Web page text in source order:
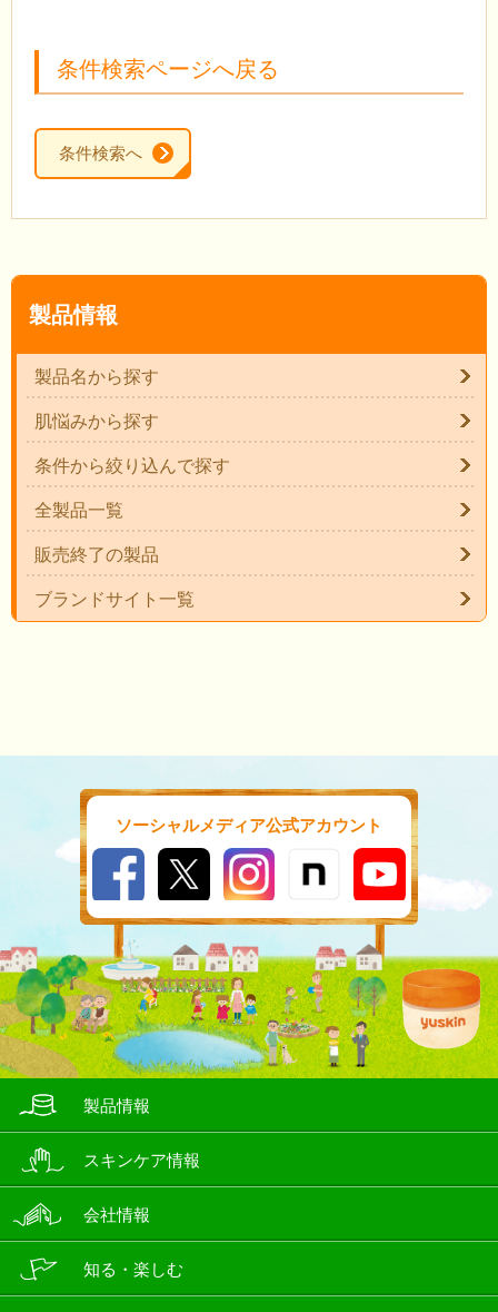
条件検索ページへ戻る
条件検索へ
製品情報
製品名から探す
肌悩みから探す
条件から絞り込んで探す
全製品一覧
販売終了の製品
ブランドサイト一覧
ソーシャルメディア公式アカウント
製品情報
スキンケア情報
会社情報
知る・楽しむ